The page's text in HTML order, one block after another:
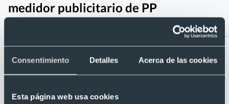
Consentimiento Detalles Acerca de las cookies
Esta página web usa cookies
medidor publicitario de PP